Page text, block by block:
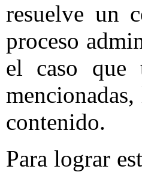
resuelve un
proceso
el caso que
contenido.
Para lograr